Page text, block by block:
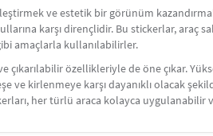
ve estetik bir görünüm
karşı dirençlidir. Bu stickerlar, araç
amaçlarla kullanılabilirler.
çıkarılabilir özellikleriyle de öne çıkar.
ve kirlenmeye karşı dayanıklı olacak
her türlü araca kolayca uygulanabilir